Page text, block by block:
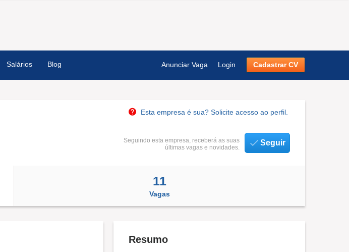
Salários Blog Anunciar Vaga Login Cadastrar CV
Esta empresa é sua? Solicite acesso ao perfil.
Seguindo esta empresa, receberá as suas
últimas vagas e novidades.
Seguir
11
Vagas
Resumo